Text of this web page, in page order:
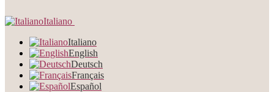
Italiano
Italiano
English
Deutsch
Français
Español